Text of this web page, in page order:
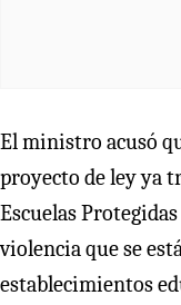
El ministro acusó
proyecto de ley ya
Escuelas
violencia que se
establecimientos